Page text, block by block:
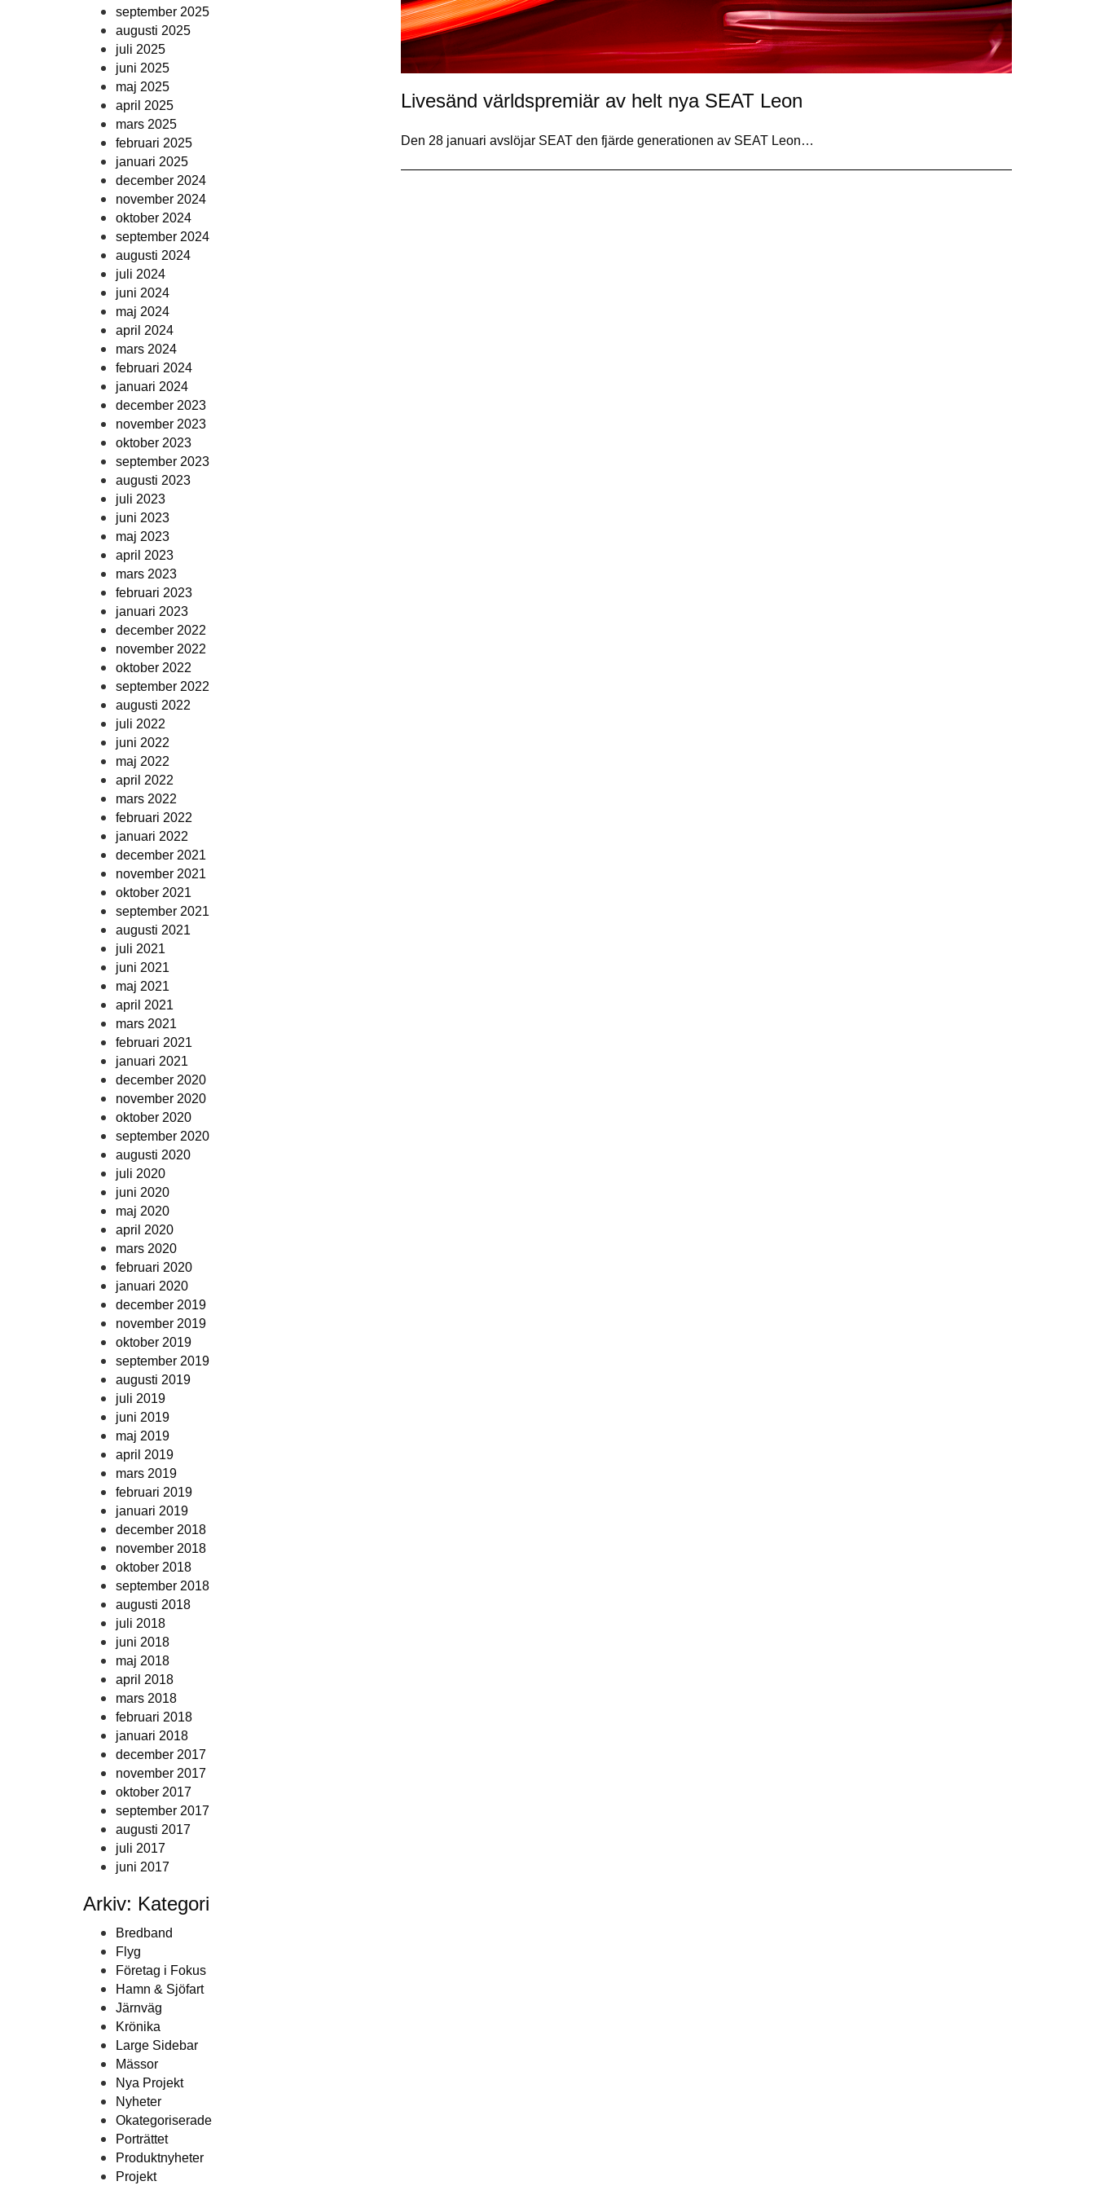
september 2025
augusti 2025
juli 2025
juni 2025
maj 2025
april 2025
mars 2025
februari 2025
januari 2025
december 2024
november 2024
oktober 2024
september 2024
augusti 2024
juli 2024
juni 2024
maj 2024
april 2024
mars 2024
februari 2024
januari 2024
december 2023
november 2023
oktober 2023
september 2023
augusti 2023
juli 2023
juni 2023
maj 2023
april 2023
mars 2023
februari 2023
januari 2023
december 2022
november 2022
oktober 2022
september 2022
augusti 2022
juli 2022
juni 2022
maj 2022
april 2022
mars 2022
februari 2022
januari 2022
december 2021
november 2021
oktober 2021
september 2021
augusti 2021
juli 2021
juni 2021
maj 2021
april 2021
mars 2021
februari 2021
januari 2021
december 2020
november 2020
oktober 2020
september 2020
augusti 2020
juli 2020
juni 2020
maj 2020
april 2020
mars 2020
februari 2020
januari 2020
december 2019
november 2019
oktober 2019
september 2019
augusti 2019
juli 2019
juni 2019
maj 2019
april 2019
mars 2019
februari 2019
januari 2019
december 2018
november 2018
oktober 2018
september 2018
augusti 2018
juli 2018
juni 2018
maj 2018
april 2018
mars 2018
februari 2018
januari 2018
december 2017
november 2017
oktober 2017
september 2017
augusti 2017
juli 2017
juni 2017
Arkiv: Kategori
Bredband
Flyg
Företag i Fokus
Hamn & Sjöfart
Järnväg
Krönika
Large Sidebar
Mässor
Nya Projekt
Nyheter
Okategoriserade
Porträttet
Produktnyheter
Projekt
Livesänd världspremiär av helt nya SEAT Leon
Den 28 januari avslöjar SEAT den fjärde generationen av SEAT Leon…